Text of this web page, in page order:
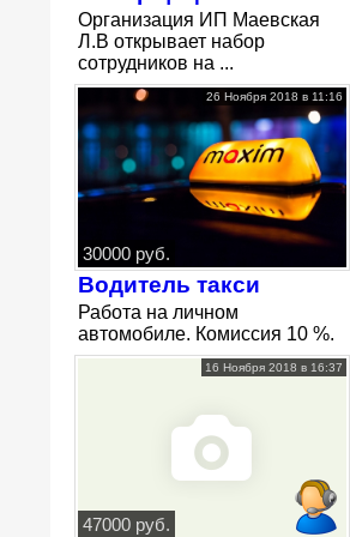
Организация ИП Маевская
Л.В открывает набор
сотрудников на ...
26 Ноября 2018 в 11:16
30000 руб.
Водитель такси
Работа на личном
автомобиле. Комиссия 10 %.
16 Ноября 2018 в 16:37
47000 руб.